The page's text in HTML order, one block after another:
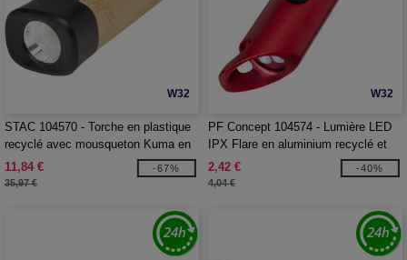
W32
STAC 104570 - Torche en plastique
recyclé avec mousqueton Kuma en
bambou/RCS
11,84 €
35,97 €
-67%
W32
PF Concept 104574 - Lumière LED
IPX Flare en aluminium recyclé et
ouvre-bouteille avec porte-clés
2,42 €
4,04 €
-40%